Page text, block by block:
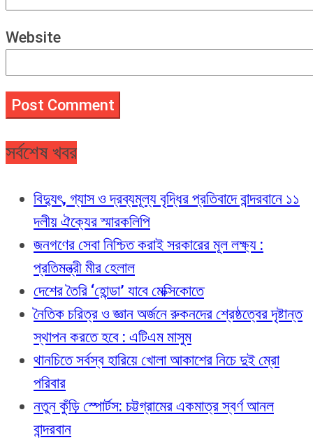
Website
সর্বশেষ খবর
বিদ্যুৎ, গ্যাস ও দ্রব্যমূল্য বৃদ্ধির প্রতিবাদে বান্দরবানে ১১
দলীয় ঐক্যের স্মারকলিপি
জনগণের সেবা নিশ্চিত করাই সরকারের মূল লক্ষ্য :
প্রতিমন্ত্রী মীর হেলাল
দেশের তৈরি ‘হোন্ডা’ যাবে মেক্সিকোতে
নৈতিক চরিত্র ও জ্ঞান অর্জনে রুকনদের শ্রেষ্ঠত্বের দৃষ্টান্ত
স্থাপন করতে হবে : এটিএম মাসুম
থানচিতে সর্বস্ব হারিয়ে খোলা আকাশের নিচে দুই ম্রো
পরিবার
নতুন কুঁড়ি স্পোর্টস: চট্টগ্রামের একমাত্র স্বর্ণ আনল
বান্দরবান